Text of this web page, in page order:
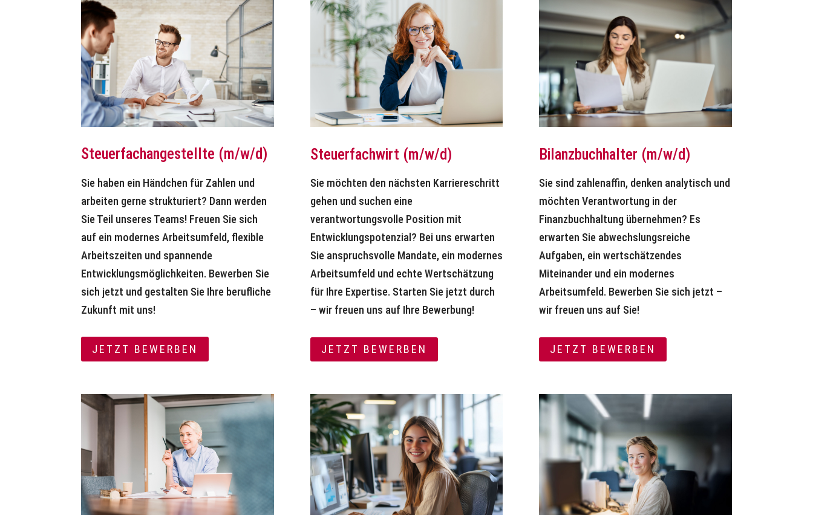
Steuerfachangestellte (m/w/d)
Sie haben ein Händchen für Zahlen und
arbeiten gerne strukturiert? Dann werden
Sie Teil unseres Teams! Freuen Sie sich
auf ein modernes Arbeitsumfeld, flexible
Arbeitszeiten und spannende
Entwicklungsmöglichkeiten. Bewerben Sie
sich jetzt und gestalten Sie Ihre berufliche
Zukunft mit uns!
JETZT BEWERBEN
Steuerfachwirt (m/w/d)
Sie möchten den nächsten Karriereschritt
gehen und suchen eine
verantwortungsvolle Position mit
Entwicklungspotenzial? Bei uns erwarten
Sie anspruchsvolle Mandate, ein modernes
Arbeitsumfeld und echte Wertschätzung
für Ihre Expertise. Starten Sie jetzt durch
– wir freuen uns auf Ihre Bewerbung!
JETZT BEWERBEN
Bilanzbuchhalter (m/w/d)
Sie sind zahlenaffin, denken analytisch und
möchten Verantwortung in der
Finanzbuchhaltung übernehmen? Es
erwarten Sie abwechslungsreiche
Aufgaben, ein wertschätzendes
Miteinander und ein modernes
Arbeitsumfeld. Bewerben Sie sich jetzt –
wir freuen uns auf Sie!
JETZT BEWERBEN